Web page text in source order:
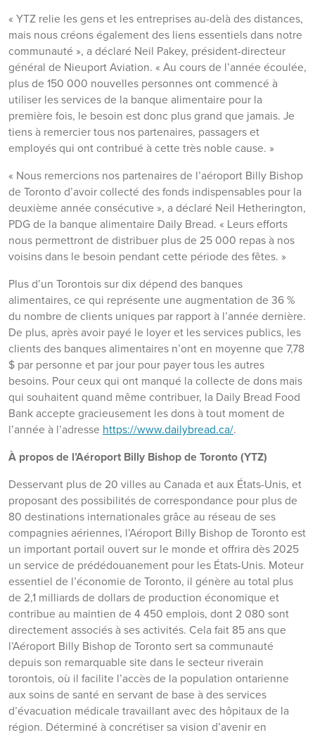
« YTZ relie les gens et les entreprises au-delà des distances,
mais nous créons également des liens essentiels dans notre
communauté », a déclaré Neil Pakey, président-directeur
général de Nieuport Aviation. « Au cours de l’année écoulée,
plus de 150 000 nouvelles personnes ont commencé à
utiliser les services de la banque alimentaire pour la
première fois, le besoin est donc plus grand que jamais. Je
tiens à remercier tous nos partenaires, passagers et
employés qui ont contribué à cette très noble cause. »
« Nous remercions nos partenaires de l’aéroport Billy Bishop
de Toronto d’avoir collecté des fonds indispensables pour la
deuxième année consécutive », a déclaré Neil Hetherington,
PDG de la banque alimentaire Daily Bread. « Leurs efforts
nous permettront de distribuer plus de 25 000 repas à nos
voisins dans le besoin pendant cette période des fêtes. »
Plus d’un Torontois sur dix dépend des banques
alimentaires, ce qui représente une augmentation de 36 %
du nombre de clients uniques par rapport à l’année dernière.
De plus, après avoir payé le loyer et les services publics, les
clients des banques alimentaires n’ont en moyenne que 7,78
$ par personne et par jour pour payer tous les autres
besoins. Pour ceux qui ont manqué la collecte de dons mais
qui souhaitent quand même contribuer, la Daily Bread Food
Bank accepte gracieusement les dons à tout moment de
l’année à l’adresse https://www.dailybread.ca/.
À propos de l’Aéroport Billy Bishop de Toronto (YTZ)
Desservant plus de 20 villes au Canada et aux États-Unis, et
proposant des possibilités de correspondance pour plus de
80 destinations internationales grâce au réseau de ses
compagnies aériennes, l’Aéroport Billy Bishop de Toronto est
un important portail ouvert sur le monde et offrira dès 2025
un service de prédédouanement pour les États-Unis. Moteur
essentiel de l’économie de Toronto, il génère au total plus
de 2,1 milliards de dollars de production économique et
contribue au maintien de 4 450 emplois, dont 2 080 sont
directement associés à ses activités. Cela fait 85 ans que
l’Aéroport Billy Bishop de Toronto sert sa communauté
depuis son remarquable site dans le secteur riverain
torontois, où il facilite l’accès de la population ontarienne
aux soins de santé en servant de base à des services
d’évacuation médicale travaillant avec des hôpitaux de la
région. Déterminé à concrétiser sa vision d’avenir en